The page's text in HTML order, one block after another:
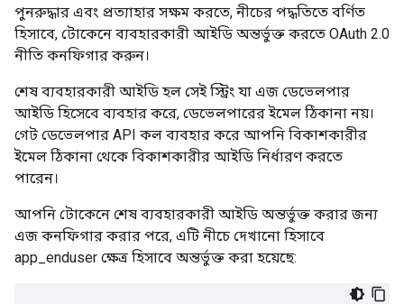
পুনরুদ্ধার এবং প্রত্যাহার সক্ষম করতে, নীচের পদ্ধতিতে বর্ণিত
হিসাবে, টোকেনে ব্যবহারকারী আইডি অন্তর্ভুক্ত করতে OAuth 2.0
নীতি কনফিগার করুন।
শেষ ব্যবহারকারী আইডি হল সেই স্ট্রিং যা এজ ডেভেলপার
আইডি হিসেবে ব্যবহার করে, ডেভেলপারের ইমেল ঠিকানা নয়।
গেট ডেভেলপার API কল ব্যবহার করে আপনি বিকাশকারীর
ইমেল ঠিকানা থেকে বিকাশকারীর আইডি নির্ধারণ করতে
পারেন।
আপনি টোকেনে শেষ ব্যবহারকারী আইডি অন্তর্ভুক্ত করার জন্য
এজ কনফিগার করার পরে, এটি নীচে দেখানো হিসাবে
app_enduser ক্ষেত্র হিসাবে অন্তর্ভুক্ত করা হয়েছে: